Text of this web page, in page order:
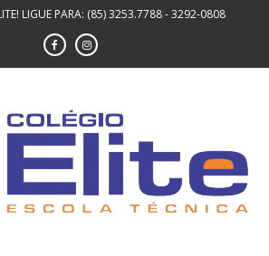
LIGUE PARA: (85) 3253.7788 - 3292-0808